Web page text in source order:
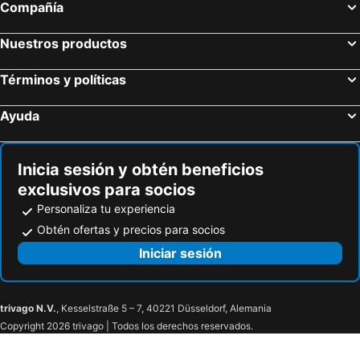
Hostal T4
Hostal Emilio Barajas
Ola Living Chamartin Studios
New Hortaleza Coliving
CH 5Torres
Real Beds Madrid
Chalet Avila Rooms
Hostal Los Angeles
Hostal 4C Cuatro Caminos
Tierra Blanca
Hostal San Isidro
Rooms Madrid Rio
Hostal La Nava
Private Rooms Madrid El Retiro
New Go Inn
Compañía
Nuestros productos
Términos y políticas
Ayuda
Inicia sesión y obtén beneficios
exclusivos para socios
Personaliza tu experiencia
Obtén ofertas y precios para socios
Iniciar sesión
trivago N.V., Kesselstraße 5 – 7, 40221 Düsseldorf, Alemania
Copyright 2026 trivago | Todos los derechos reservados.